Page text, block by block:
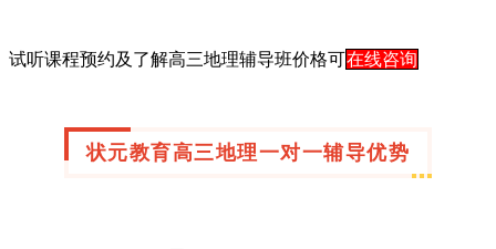
试听课程预约及了解高三地理辅导班价格可在线咨询
状元教育高三地理一对一辅导优势